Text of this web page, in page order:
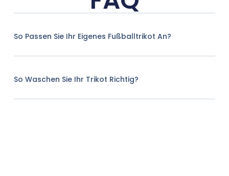
So Passen Sie Ihr Eigenes Fußballtrikot An?
So Waschen Sie Ihr Trikot Richtig?